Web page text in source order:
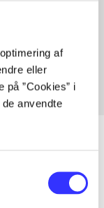
af
eller
”Cookies” i
anvendte